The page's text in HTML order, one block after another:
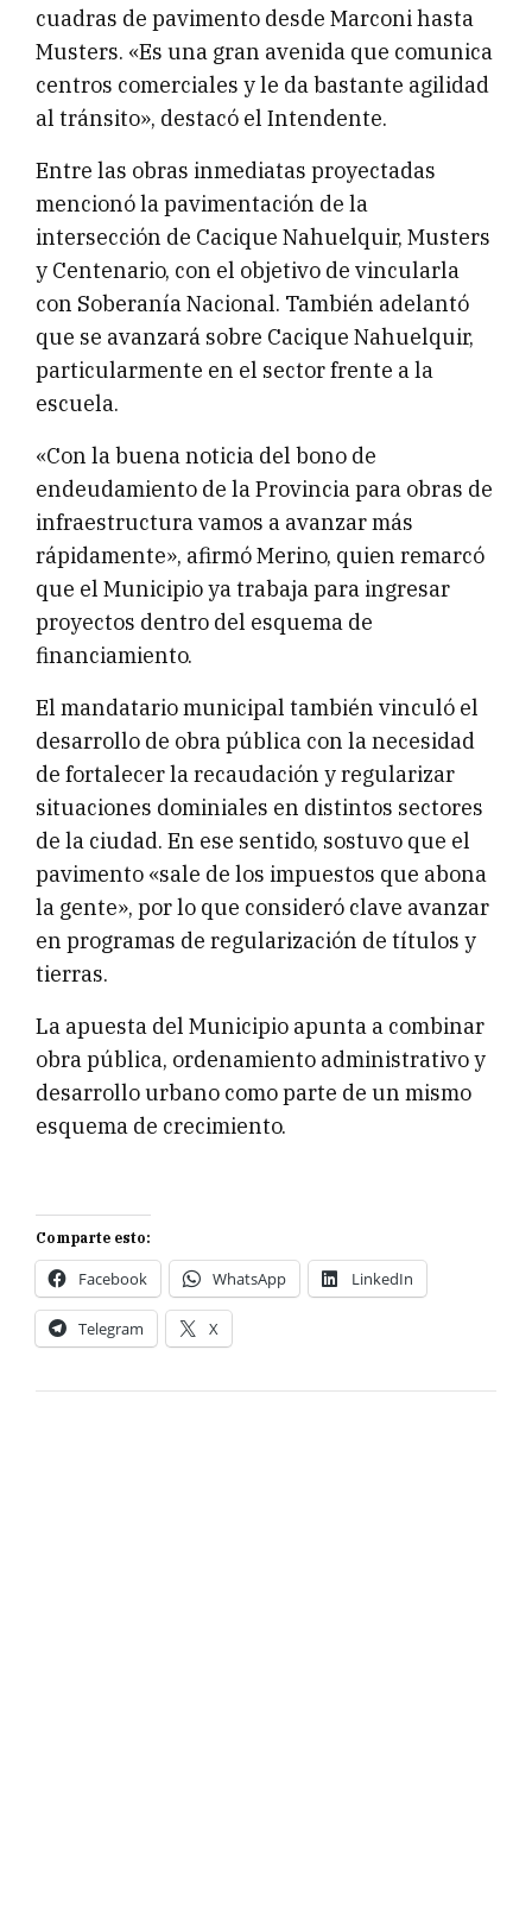
cuadras de pavimento desde Marconi hasta
Musters. «Es una gran avenida que comunica
centros comerciales y le da bastante agilidad
al tránsito», destacó el Intendente.
Entre las obras inmediatas proyectadas
mencionó la pavimentación de la
intersección de Cacique Nahuelquir, Musters
y Centenario, con el objetivo de vincularla
con Soberanía Nacional. También adelantó
que se avanzará sobre Cacique Nahuelquir,
particularmente en el sector frente a la
escuela.
«Con la buena noticia del bono de
endeudamiento de la Provincia para obras de
infraestructura vamos a avanzar más
rápidamente», afirmó Merino, quien remarcó
que el Municipio ya trabaja para ingresar
proyectos dentro del esquema de
financiamiento.
El mandatario municipal también vinculó el
desarrollo de obra pública con la necesidad
de fortalecer la recaudación y regularizar
situaciones dominiales en distintos sectores
de la ciudad. En ese sentido, sostuvo que el
pavimento «sale de los impuestos que abona
la gente», por lo que consideró clave avanzar
en programas de regularización de títulos y
tierras.
La apuesta del Municipio apunta a combinar
obra pública, ordenamiento administrativo y
desarrollo urbano como parte de un mismo
esquema de crecimiento.
Comparte esto:
Facebook WhatsApp LinkedIn
Telegram X